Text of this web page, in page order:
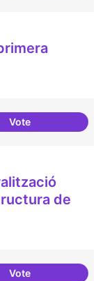
VoteProposta de
de
VoteArticles sobre